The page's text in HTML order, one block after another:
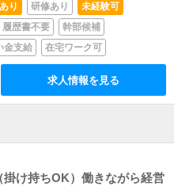
り 研修あり
未経験可
履歴書不要
幹部候補
金支給 在宅ワーク可
求人情報を見る
掛け持ちOK）働きながら経営